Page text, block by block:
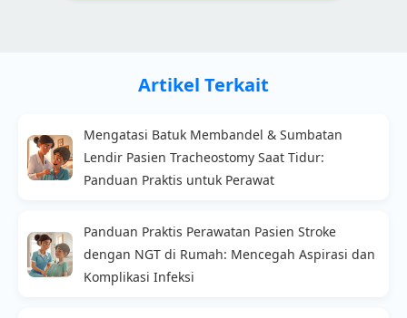
Artikel Terkait
Mengatasi Batuk Membandel & Sumbatan
Lendir Pasien Tracheostomy Saat Tidur:
Panduan Praktis untuk Perawat
Panduan Praktis Perawatan Pasien Stroke
dengan NGT di Rumah: Mencegah Aspirasi dan
Komplikasi Infeksi